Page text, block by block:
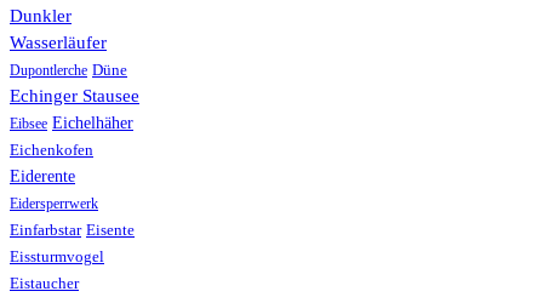
Dunkler
Wasserläufer
Dupontlerche Düne
Echinger Stausee
Eibsee Eichelhäher
Eichenkofen
Eiderente
Eidersperrwerk
Einfarbstar Eisente
Eissturmvogel
Eistaucher